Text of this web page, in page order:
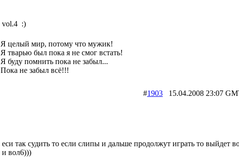
vol.4 :)
Я целый мир, потому что мужик!
Я тварью был пока я не смог встать!
Я буду помнить пока не забыл...
Пока не забыл всё!!!
#1903 15.04.2008 23:07
еси так судить то если слипы и дальше продолжут играть то выйдет
и вол6)))